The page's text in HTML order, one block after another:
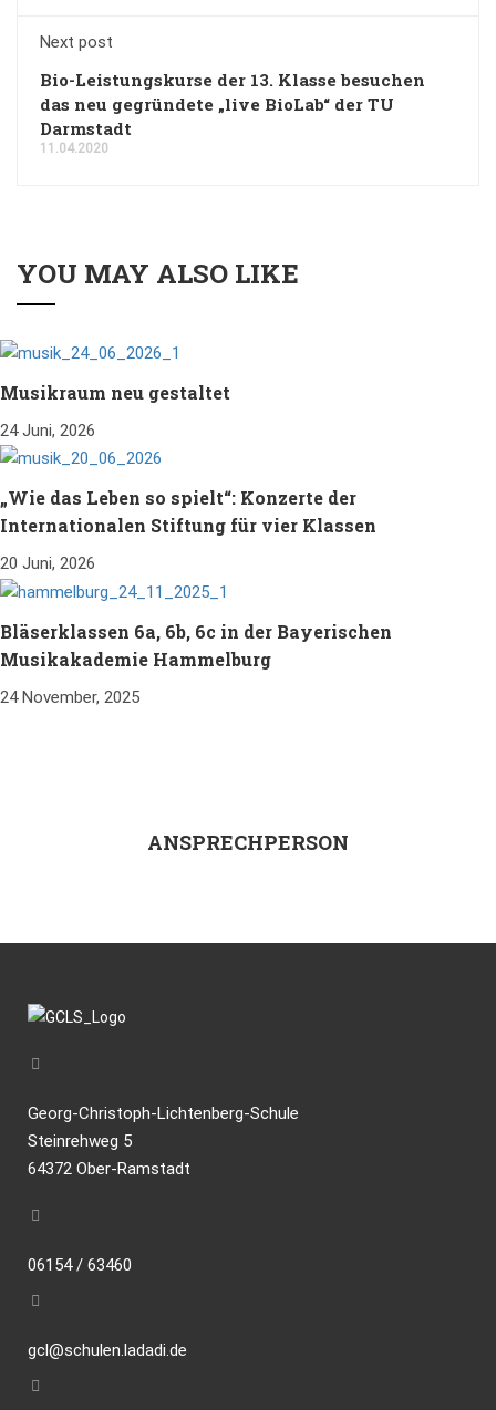
Next post
Bio-Leistungskurse der 13. Klasse besuchen
das neu gegründete „live BioLab“ der TU
Darmstadt
11.04.2020
YOU MAY ALSO LIKE
Musikraum neu gestaltet
24 Juni, 2026
„Wie das Leben so spielt“: Konzerte der
Internationalen Stiftung für vier Klassen
20 Juni, 2026
Bläserklassen 6a, 6b, 6c in der Bayerischen
Musikakademie Hammelburg
24 November, 2025
ANSPRECHPERSON
Georg-Christoph-Lichtenberg-Schule
Steinrehweg 5
64372 Ober-Ramstadt
06154 / 63460
gcl@schulen.ladadi.de